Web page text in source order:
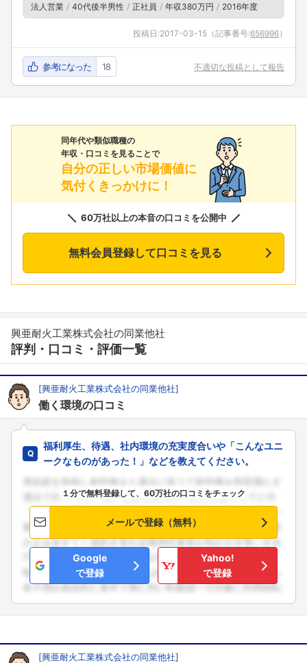
法人営業 40代後半男性 正社員 年収380万円 2016年度
投稿日:2017-03-15 （記事番号:656996）
参考になった 18 不適切な投稿として報告
同年代や類似職種の
年収・口コミを見ることで
自分の正しい市場価値に
気付くきっかけに！
60万社以上の本音の口コミを公開中
無料会員登録して口コミを見る
興亜耐火工業株式会社の同業他社
評判・口コミ・評価一覧
[興亜耐火工業株式会社の同業他社]
働く環境の口コミ
福利厚生、待遇、社内環境の充実度合いや「こんなユニ
ークなものがあった！」などを教えてください。
１分で無料登録して、60万社の口コミをチェック
メールで登録（無料）
Google
で登録
Yahoo!
で登録
[興亜耐火工業株式会社の同業他社]